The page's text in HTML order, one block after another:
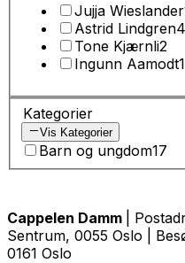
Jujja Wieslander
Astrid Lindgren4
Tone Kjærnli2
Ingunn Aamodt1
Kategorier
Vis Kategorier
Barn og ungdom17
Cappelen Damm
|
Sentrum, 0055 Oslo |
0161 Oslo